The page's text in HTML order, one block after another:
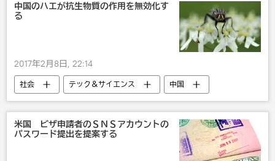
中国のハエが抗生物質の作用を無効化す
る
2017年2月8日, 22:14
社会 テック＆サイエンス
中国
IT・科学
米国 ビザ申請者のＳＮＳアカウントの
パスワード提出を提案する